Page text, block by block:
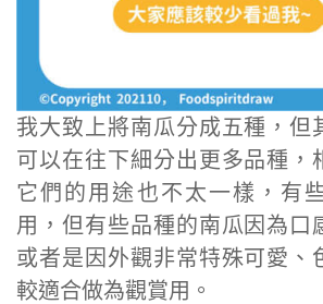
我大致上將南瓜分成五種，但
可以在往下細分出更多品種，
它們的用途也不太一樣，有
用，但有些品種的南瓜因為口
或者是因外觀非常特殊可愛、
較適合做為觀賞用。